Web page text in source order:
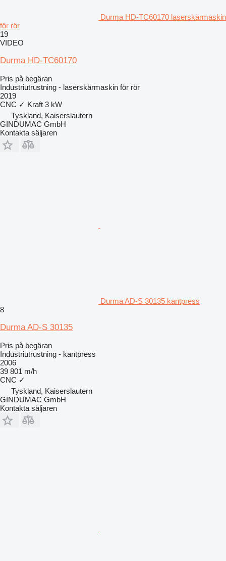
Durma HD-TC60170 laserskärmaskin
för rör
19
VIDEO
Durma HD-TC60170
Pris på begäran
Industriutrustning - laserskärmaskin för rör
2019
CNC ✓ Kraft 3 kW
Tyskland, Kaiserslautern
GINDUMAC GmbH
Kontakta säljaren
Durma AD-S 30135 kantpress
8
Durma AD-S 30135
Pris på begäran
Industriutrustning - kantpress
2006
39 801 m/h
CNC ✓
Tyskland, Kaiserslautern
GINDUMAC GmbH
Kontakta säljaren